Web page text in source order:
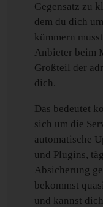
Gegensatz zu
dem du dich
kümmern
Anbieter beim
Großteil der
dich.
Das bedeutet
sich um die
automatische
und Plugins,
Absicherung
bekommst
und kannst